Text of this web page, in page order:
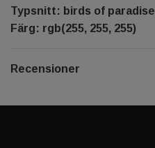
Typsnitt: birds of paradise
Färg: rgb(255, 255, 255)
Recensioner